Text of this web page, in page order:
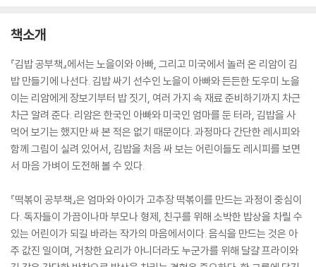
책소개
『김밥 공부책』에서는 노을이와 아빠, 그리고 미국에서 놀러 온 리암이 김
밥 만들기에 나선다. 김밥 싸기 선수인 노을이 아빠와 든든한 도우미 노을
이는 리암에게 장보기부터 밥 짓기, 여러 가지 속 재료 준비하기까지 차근
차근 알려 준다. 리암은 한국인 아빠와 미국인 엄마를 둔 터라, 김밥을 사
먹어 보기는 했지만 싸 본 적은 없기 때문이다. 과정마다 간단한 레시피와
함께 그림이 실려 있어서, 김밥을 처음 싸 보는 어린이들도 레시피를 보면
서 마음 가벼이 도전해 볼 수 있다.
『떡볶이 공부책』은 엄마와 아이가 고추장 떡볶이를 만드는 과정이 중심이
다. 독자들이 가끔이나마 부모나 형제, 친구를 위해 소박한 밥상을 차릴 수
있는 어린이가 되길 바라는 작가의 마음에서이다. 음식을 만드는 것은 아
주 값진 일이며, 거창한 요리가 아니더라도 누군가를 위해 달걀 프라이와